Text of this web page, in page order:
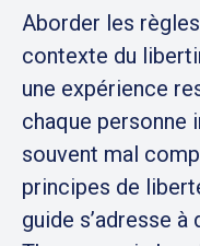
Aborder les
contexte du
une expérience
chaque personne
souvent mal
principes de
guide s’adresse